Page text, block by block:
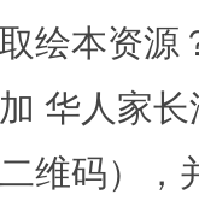
绘本资源
华人家
维码），